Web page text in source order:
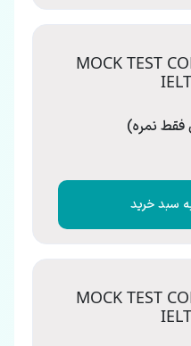
MOCK TEST
سبد خرید
MOCK TEST